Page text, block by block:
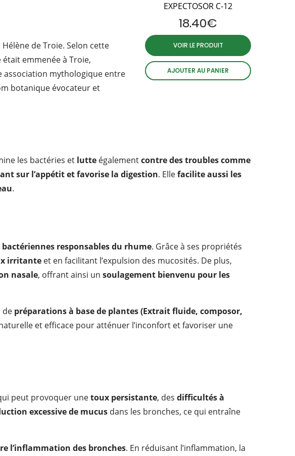
de Troie. Selon cette
emmenée à Troie,
association mythologique entre
botanique évocateur et
EXPECTOSOR C-12
18.40€
VOIR LE PRODUIT
AJOUTER AU PANIER
les bactéries et lutte égalementcontre des troubles comme
sur l’appétit et favorise la digestion. Ellefacilite aussi les
.
responsables du rhume. Grâce à ses propriétés
irritante et en facilitant l’expulsion des mucosités. De plus,
nasale, offrant ainsi un soulagement bienvenu pour les
de préparations à base de plantes (Extrait fluide, composor,
et efficace pour atténuer l’inconfort et favoriser une
peut provoquer unetoux persistante, des difficultés à
excessive de mucus dans les bronches, ce qui entraîne
l’inflammation des bronches. En réduisant l’inflammation, la